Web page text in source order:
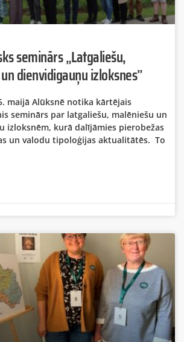
seminārs „Latgaliešu,
dienvidigauņu izloksnes”
maijā Alūksnē notika kārtējais
seminārs par latgaliešu, malēniešu un
izloksnēm, kurā dalījāmies pierobežas
un valodu tipoloģijas aktualitātēs. To